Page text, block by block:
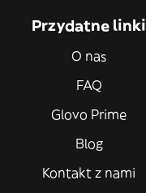
Przydatne linki
O nas
FAQ
Glovo Prime
Blog
Kontakt z nami